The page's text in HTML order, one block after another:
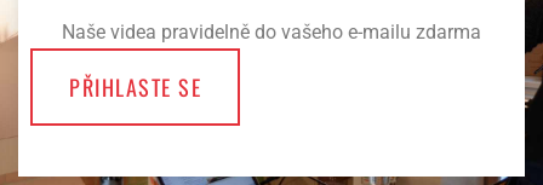
Naše videa pravidelně do vašeho e-mailu zdarma
PŘIHLASTE SE